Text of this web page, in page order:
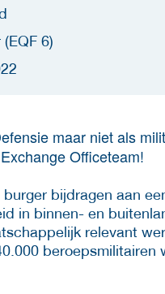
6)
maar niet als
Officeteam!
bijdragen aan
in binnen- en
relevant
beroepsmilitairen